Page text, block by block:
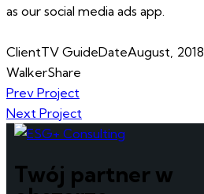
as our social media ads app.
ClientTV GuideDateAugust, 2018
WalkerShare
Nawigacja
wpisu
Prev Project
Next Project
Twój partner w